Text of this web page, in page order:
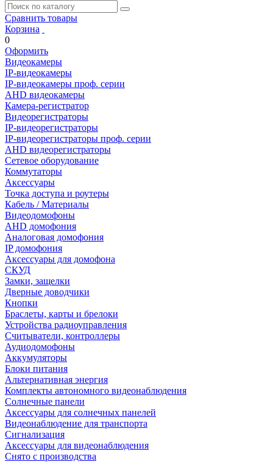
Сравнить товары
Корзина
0
Оформить
Видеокамеры
IP-видеокамеры
IP-видеокамеры проф. серии
AHD видеокамеры
Камера-регистратор
Видеорегистраторы
IP-видеорегистраторы
IP-видеорегистраторы проф. серии
AHD видеорегистраторы
Сетевое оборудование
Коммутаторы
Аксессуары
Точка доступа и роутеры
Кабель / Материалы
Видеодомофоны
AHD домофония
Аналоговая домофония
IP домофония
Аксессуары для домофона
СКУД
Замки, защелки
Дверные доводчики
Кнопки
Браслеты, карты и брелоки
Устройства радиоуправления
Считыватели, контроллеры
Аудиодомофоны
Аккумуляторы
Блоки питания
Альтернативная энергия
Комплекты автономного видеонаблюдения
Солнечные панели
Аксессуары для солнечных панелей
Видеонаблюдение для транспорта
Сигнализация
Аксессуары для видеонаблюдения
Снято с производства